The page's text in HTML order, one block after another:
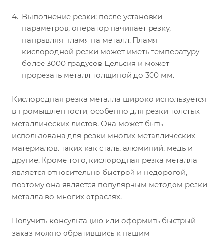
Выполнение резки: после установки
параметров, оператор начинает резку,
направляя пламя на металл. Пламя
кислородной резки может иметь температуру
более 3000 градусов Цельсия и может
прорезать металл толщиной до 300 мм.
Кислородная резка металла широко используется
в промышленности, особенно для резки толстых
металлических листов. Она может быть
использована для резки многих металлических
материалов, таких как сталь, алюминий, медь и
другие. Кроме того, кислородная резка металла
является относительно быстрой и недорогой,
поэтому она является популярным методом резки
металла во многих отраслях.
Получить консультацию или оформить быстрый
заказ можно обратившись к нашим